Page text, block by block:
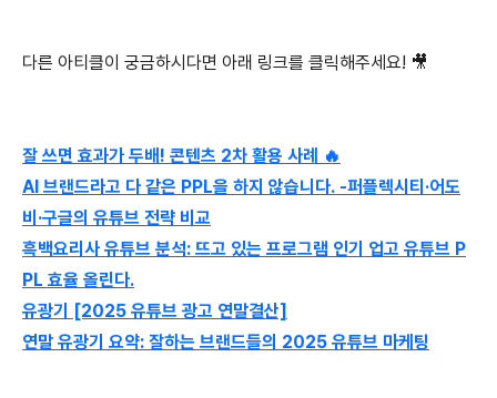
다른 아티클이 궁금하시다면 아래 링크를 클릭해주세요! 🎥
잘 쓰면 효과가 두배! 콘텐츠 2차 활용 사례 🔥
AI 브랜드라고 다 같은 PPL을 하지 않습니다. -퍼플렉시티·어도
비·구글의 유튜브 전략 비교
흑백요리사 유튜브 분석: 뜨고 있는 프로그램 인기 업고 유튜브 P
PL 효율 올린다.
유광기 [2025 유튜브 광고 연말결산]
연말 유광기 요약: 잘하는 브랜드들의 2025 유튜브 마케팅